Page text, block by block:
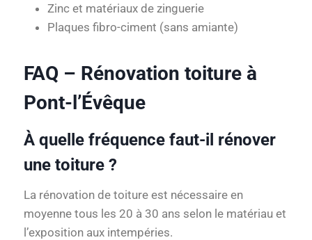
Zinc et matériaux de zinguerie
Plaques fibro-ciment (sans amiante)
FAQ – Rénovation toiture à
Pont-l’Évêque
À quelle fréquence faut-il rénover
une toiture ?
La rénovation de toiture est nécessaire en
moyenne tous les 20 à 30 ans selon le matériau et
l’exposition aux intempéries.